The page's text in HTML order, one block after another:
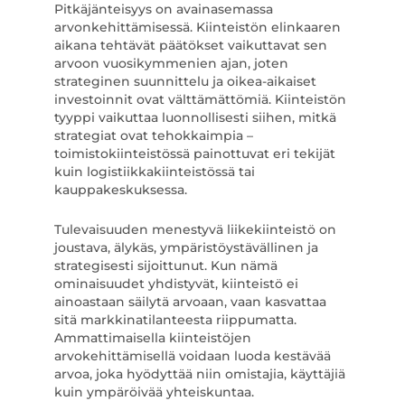
Pitkäjänteisyys on avainasemassa
arvonkehittämisessä. Kiinteistön elinkaaren
aikana tehtävät päätökset vaikuttavat sen
arvoon vuosikymmenien ajan, joten
strateginen suunnittelu ja oikea-aikaiset
investoinnit ovat välttämättömiä. Kiinteistön
tyyppi vaikuttaa luonnollisesti siihen, mitkä
strategiat ovat tehokkaimpia –
toimistokiinteistössä painottuvat eri tekijät
kuin logistiikkakiinteistössä tai
kauppakeskuksessa.
Tulevaisuuden menestyvä liikekiinteistö on
joustava, älykäs, ympäristöystävällinen ja
strategisesti sijoittunut. Kun nämä
ominaisuudet yhdistyvät, kiinteistö ei
ainoastaan säilytä arvoaan, vaan kasvattaa
sitä markkinatilanteesta riippumatta.
Ammattimaisella kiinteistöjen
arvokehittämisellä voidaan luoda kestävää
arvoa, joka hyödyttää niin omistajia, käyttäjiä
kuin ympäröivää yhteiskuntaa.